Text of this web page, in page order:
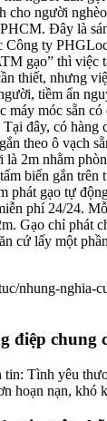
cho người
Đây là
Công ty
gạo” thì việc
thiết, nhưng
tiềm ẩn
máy móc sẵn
đây, có hàng
theo ô vạch
2m nhằm
biển gắn trên
phát gạo tự
phí 24/24.
Gạo chỉ phát
cứ lấy một
nhung-nghia-
điệp chung
tin: Tình yêu
hoạn nạn, khó